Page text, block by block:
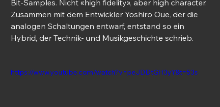
Bit-Samples. Nicht «high fidelity», aber high character.
Zusammen mit dem Entwickler Yoshiro Oue, der die
analogen Schaltungen entwarf, entstand so ein
Hybrid, der Technik- und Musikgeschichte schrieb.
https://www.youtube.com/watch?v=peJDDtGH3yY&t=53s